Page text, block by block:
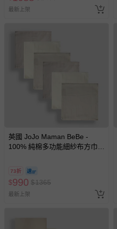
最新上架
英國 JoJo Maman BeBe -
100% 純棉多功能細紗布方巾/
73折
$990 $1365
最新上架